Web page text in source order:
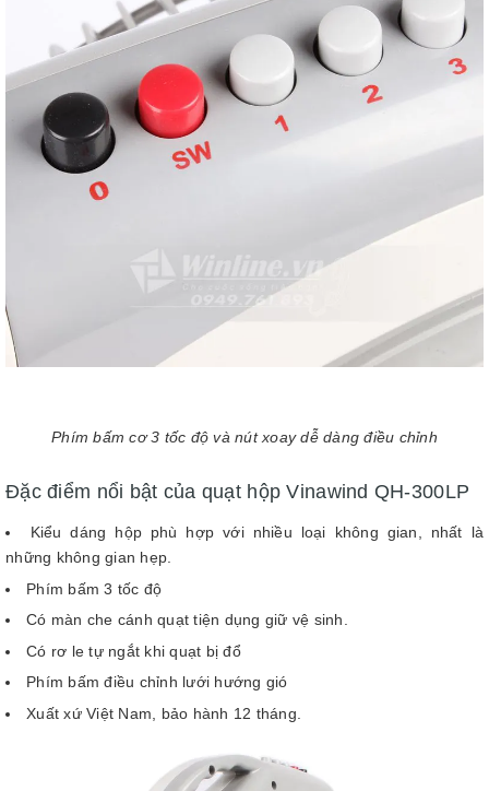
Phím bấm cơ 3 tốc độ và nút xoay dễ dàng điều chỉnh
Đặc điểm nổi bật của quạt hộp Vinawind QH-300LP
Kiểu dáng hộp phù hợp với nhiều loại không gian, nhất là
những không gian hẹp.
Phím bấm 3 tốc độ
Có màn che cánh quạt tiện dụng giữ vệ sinh.
Có rơ le tự ngắt khi quạt bị đổ
Phím bấm điều chỉnh lưới hướng gió
Xuất xứ Việt Nam, bảo hành 12 tháng.